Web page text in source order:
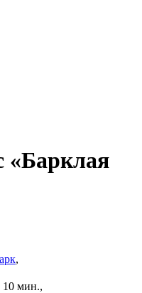
«Барклая
,
10 мин.,